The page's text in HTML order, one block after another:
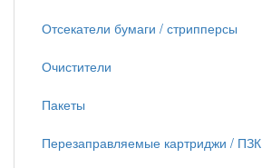
Отсекатели бумаги / стрипперсы
Очистители
Пакеты
Перезаправляемые картриджи / ПЗК